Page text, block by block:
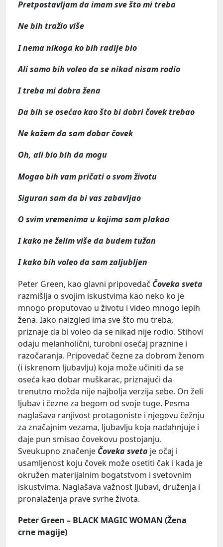
Pretpostavljam da imam sve što mi treba
Ne bih tražio više
I nema nikoga ko bih radije bio
Ali samo bih voleo da se nikad nisam rodio
I treba mi dobra žena
Da bih se osećao kao što bi dobri čovek trebao
Ne kažem da sam dobar čovek
Oh, ali bio bih da mogu
Mogao bih vam pričati o svom životu
Siguran sam da bi vas zabavljao
O svim vremenima u kojima sam plakao
I kako ne želim više da budem tužan
I kako bih voleo da sam zaljubljen
Peter Green, kao glavni pripovedač Čoveka sveta
razmišlja o svojim iskustvima kao neko ko je
mnogo proputovao u životu i video mnogo lepih
žena. Iako naizgled ima sve što mu treba,
priznaje da bi voleo da se nikad nije rodio. Stihovi
odaju melanholični, turobni osećaj praznine i
razočaranja. Pripovedač čezne za dobrom ženom
(i iskrenom ljubavlju) koja može učiniti da se
oseća kao dobar muškarac, priznajući da
trenutno možda nije najbolja verzija sebe. On želi
ljubav i čezne za begom od svoje tuge. Pesma
naglašava ranjivost protagoniste i njegovu čežnju
za značajnim vezama, ljubavlju koja nadahnjuje i
daje pun smisao čovekovu postojanju.
Sveukupno značenje Čoveka sveta je očaj i
usamljenost koju čovek može osetiti čak i kada je
okružen materijalnim bogatstvom i svetovnim
iskustvima. Naglašava važnost ljubavi, druženja i
pronalaženja prave svrhe života.
Peter Green – BLACK MAGIC WOMAN (Žena
crne magije)